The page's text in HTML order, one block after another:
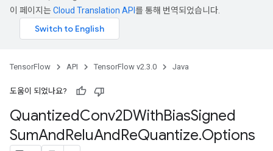
이 페이지는Cloud Translation API 를 통해 번역되었습니다.
TensorFlow API TensorFlow v2.3.0 Java
도움이 되었나요?
QuantizedConv2DWithBiasSigned
SumAndReluAndReQuantize.Options